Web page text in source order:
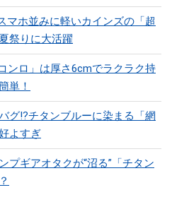
マホ並みに軽いカインズの「超
祭りに大活躍
ンロ」は厚さ6cmでラクラク持
単！
グ⁉チタンブルーに染まる「網
よすぎ
プギアオタクが“沼る”「チタン